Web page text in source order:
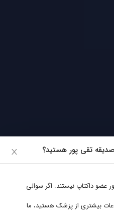
تقی پور هستید؟
عضو داکتاپ نیستند. اگر سوالی
بیشتری از پزشک هستید، ما